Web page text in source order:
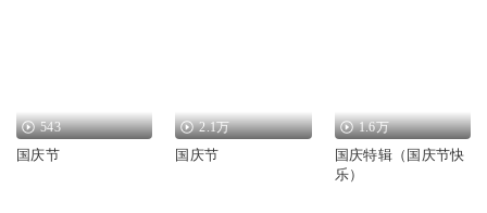
543
国庆节
2.1万
国庆节
1.6万
国庆特辑（国庆节快
乐）